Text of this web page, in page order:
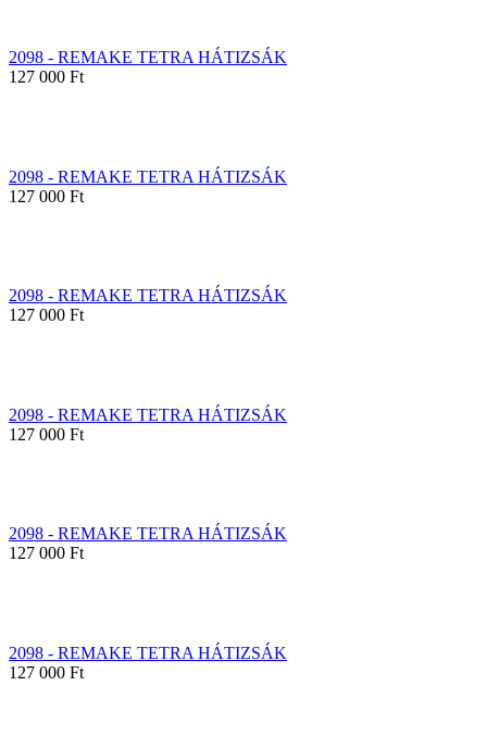
2098 - REMAKE TETRA HÁTIZSÁK
127 000 Ft
2098 - REMAKE TETRA HÁTIZSÁK
127 000 Ft
2098 - REMAKE TETRA HÁTIZSÁK
127 000 Ft
2098 - REMAKE TETRA HÁTIZSÁK
127 000 Ft
2098 - REMAKE TETRA HÁTIZSÁK
127 000 Ft
2098 - REMAKE TETRA HÁTIZSÁK
127 000 Ft